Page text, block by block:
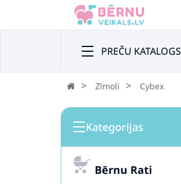
PREČU KATALOGS
Zīmoli Cybex
Kategorijas
Bērnu Rati